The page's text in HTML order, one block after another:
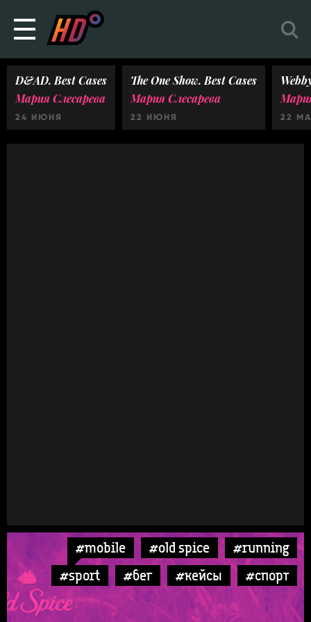
D&AD. Best Cases
Мария Слесарева
24 ИЮНЯ
The One Show. Best Cases
Мария Слесарева
22 ИЮНЯ 22
#mobile #old spice
#running
#sport
#бег #кейсы #спорт